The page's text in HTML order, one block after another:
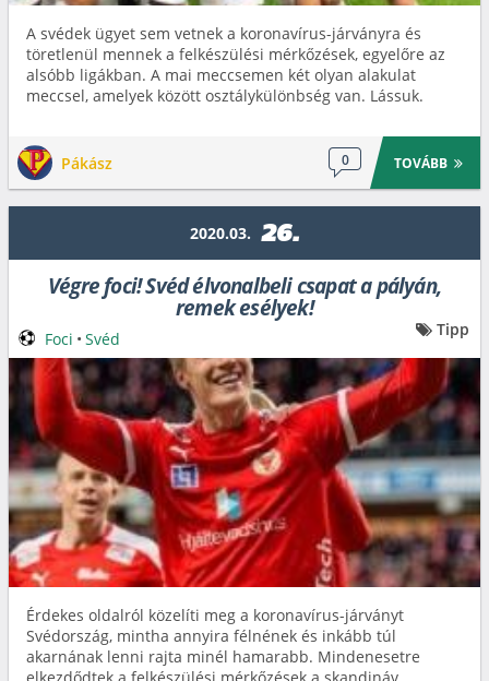
A svédek ügyet sem vetnek a koronavírus-járványra és
töretlenül mennek a felkészülési mérkőzések, egyelőre az
alsóbb ligákban. A mai meccsemen két olyan alakulat
meccsel, amelyek között osztálykülönbség van. Lássuk.
Pákász 0 TOVÁBB
2020.03. 26.
Végre foci! Svéd élvonalbeli csapat a pályán,
remek esélyek!
Érdekes oldalról közelíti meg a koronavírus-járványt
Svédország, mintha annyira félnének és inkább túl
akarnának lenni rajta minél hamarabb. Mindenesetre
Foci • Svéd Tipp